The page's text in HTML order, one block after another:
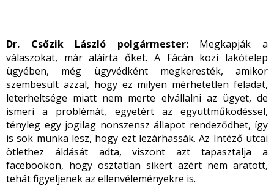
Dr. Csőzik László polgármester: Megkapják a
válaszokat, már aláírta őket. A Fácán közi lakótelep
ügyében, még ügyvédként megkeresték, amikor
szembesült azzal, hogy ez milyen mérhetetlen feladat,
leterheltsége miatt nem merte elvállalni az ügyet, de
ismeri a problémát, egyetért az együttműködéssel,
tényleg egy jogilag nonszensz állapot rendeződhet, így
is sok munka lesz, hogy ezt lezárhassák. Az Intéző utcai
ötlethez áldását adta, viszont azt tapasztalja a
facebookon, hogy osztatlan sikert azért nem aratott,
tehát figyeljenek az ellenvéleményekre is.